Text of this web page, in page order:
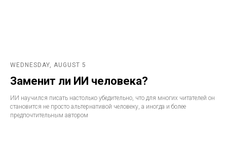
WEDNESDAY, AUGUST 5
Заменит ли ИИ человека?
ИИ научился писать настолько убедительно, что для многих читателей он
становится не просто альтернативой человеку, а иногда и более
предпочтительным автором